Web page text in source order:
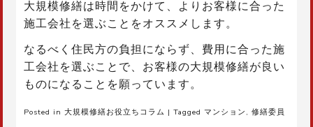
大規模修繕は時間をかけて、よりお客様に合った
施工会社を選ぶことをオススメします。
なるべく住民方の負担にならず、費用に合った施
工会社を選ぶことで、お客様の大規模修繕が良い
ものになることを願っています。
Posted in 大規模修繕お役立ちコラム | Tagged マンション , 修繕委員